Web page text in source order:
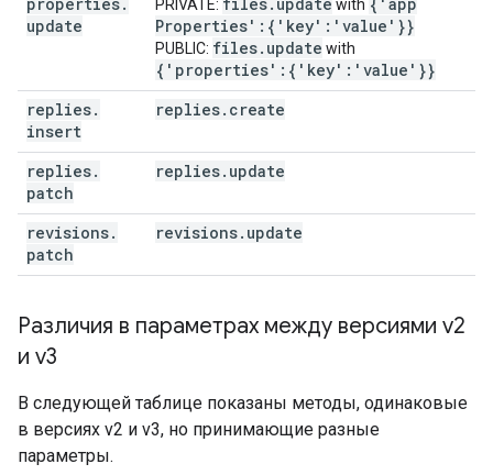
update
PRIVATE: with
Properties':{'key':'value'}}
PUBLIC: files. update with
{'properties':{'key':'value'}}
replies.
insert
replies. create
replies.
patch
replies. update
revisions.
patch
revisions. update
Различия в параметрах между версиями v2
и v3
В следующей таблице показаны методы, одинаковые
в версиях v2 и v3, но принимающие разные
параметры.